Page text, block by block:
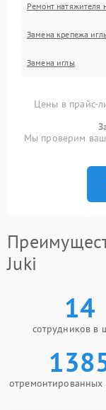
Ремонт натяжителя
Замена крепежа
Замена иглы
Цены в прайс-
Мы проверим
Juki
14
сотрудников в
отремонтированных